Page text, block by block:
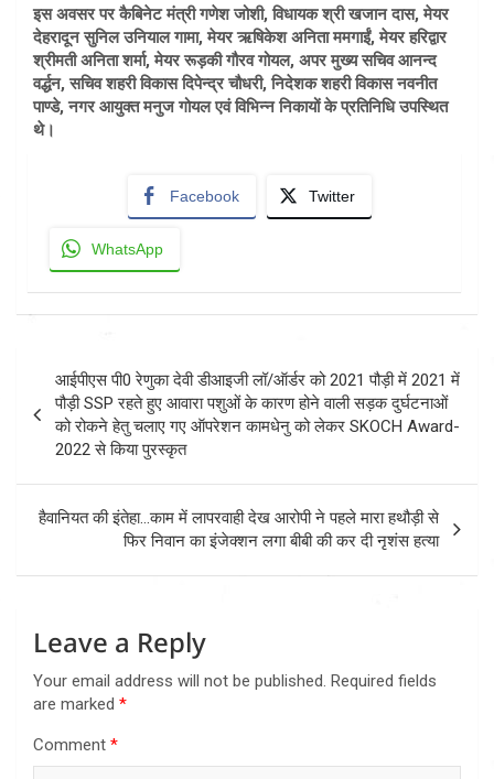
इस अवसर पर कैबिनेट मंत्री गणेश जोशी, विधायक श्री खजान दास, मेयर
देहरादून सुनिल उनियाल गामा, मेयर ऋषिकेश अनिता ममगाईं, मेयर हरिद्वार
श्रीमती अनिता शर्मा, मेयर रूड़की गौरव गोयल, अपर मुख्य सचिव आनन्द
वर्द्धन, सचिव शहरी विकास दिपेन्द्र चौधरी, निदेशक शहरी विकास नवनीत
पाण्डे, नगर आयुक्त मनुज गोयल एवं विभिन्न निकायों के प्रतिनिधि उपस्थित
थे।
Facebook Twitter
WhatsApp
navigation
आईपीएस पी0 रेणुका देवी डीआइजी लॉ/ऑर्डर को 2021 पौड़ी में 2021 में
पौड़ी SSP रहते हुए आवारा पशुओं के कारण होने वाली सड़क दुर्घटनाओं
को रोकने हेतु चलाए गए ऑपरेशन कामधेनु को लेकर SKOCH Award-
2022 से किया पुरस्कृत
हैवानियत की इंतेहा…काम में लापरवाही देख आरोपी ने पहले मारा हथौड़ी से
फिर निवान का इंजेक्शन लगा बीबी की कर दी नृशंस हत्या
Leave a Reply
Your email address will not be published. Required fields
are marked *
Comment *